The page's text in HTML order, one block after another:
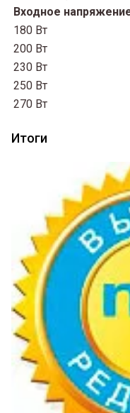
Входное
180 Вт
200 Вт
230 Вт
250 Вт
270 Вт
Итоги